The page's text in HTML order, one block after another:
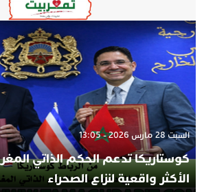
السبت 28 مارس 2026 - 13:05
كوستاريكا تدعم الحكم الذاتي
الأكثر واقعية لنزاع الصحراء